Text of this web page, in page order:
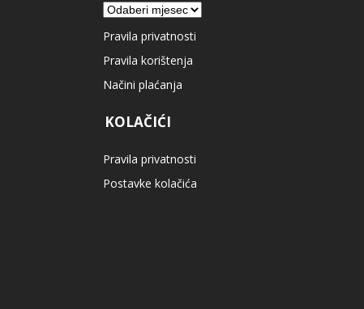
Arhiva
Pravila privatnosti
Pravila korištenja
Načini plaćanja
KOLAČIĆI
Pravila privatnosti
Postavke kolačića